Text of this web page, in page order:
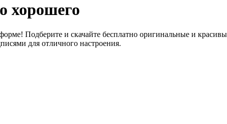
хорошего
Подберите и скачайте бесплатно оригинальные и
для отличного настроения.